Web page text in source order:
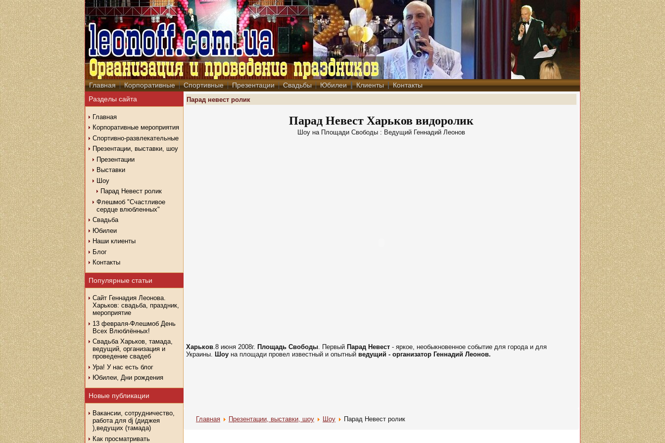
Главная Корпоративные Спортивные Презентации Свадьбы Юбилеи Клиенты
Контакты
Разделы сайта
Главная
Корпоративные мероприятия
Спортивно-развлекательные
Презентации, выставки, шоу
Презентации
Выставки
Шоу
Парад Невест ролик
Флешмоб "Счастливое
сердце влюбленных"
Свадьба
Юбилеи
Наши клиенты
Блог
Контакты
Популярные статьи
Сайт Геннадия Леонова.
Харьков: свадьба, праздник,
мероприятие
13 февраля-Флешмоб День
Всех Влюблённых!
Свадьба Харьков, тамада,
ведущий, организация и
проведение свадеб
Ура! У нас есть блог
Юбилеи, Дни рождения
Новые публикации
Вакансии, сотрудничество,
работа для dj (диджея
),ведущих (тамада)
Как просматривать
Парад невест ролик
Парад Невест Харьков видоролик
Шоу на Площади Свободы : Ведущий Геннадий Леонов
Харьков.8 июня 2008г. Площадь Свободы. Первый Парад Невест - яркое, необыкновенное событие для города и для
Украины. Шоу на площади провел известный и опытный ведущий - организатор Геннадий Леонов.
Главная Презентации, выставки, шоу Шоу Парад Невест ролик